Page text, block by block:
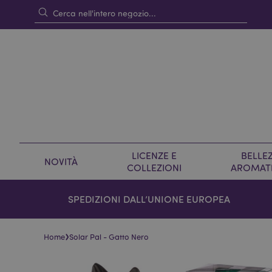
NOVITÀ
LICENZE E
COLLEZIONI
SPEDIZIONI DALL’UNIONE EUROPEA
Home›Solar Pal - Gatto Nero